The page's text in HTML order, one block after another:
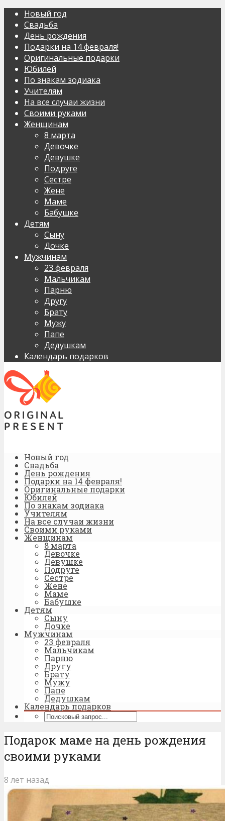
Новый год
Свадьба
День рождения
Подарки на 14 февраля!
Оригинальные подарки
Юбилей
По знакам зодиака
Учителям
На все случаи жизни
Своими руками
Женщинам
8 марта
Девочке
Девушке
Подруге
Сестре
Жене
Маме
Бабушке
Детям
Сыну
Дочке
Мужчинам
23 февраля
Мальчикам
Парню
Другу
Брату
Мужу
Папе
Дедушкам
Календарь подарков
Новый год
Свадьба
День рождения
Подарки на 14 февраля!
Оригинальные подарки
Юбилей
По знакам зодиака
Учителям
На все случаи жизни
Своими руками
Женщинам
8 марта
Девочке
Девушке
Подруге
Сестре
Жене
Маме
Бабушке
Детям
Сыну
Дочке
Мужчинам
23 февраля
Мальчикам
Парню
Другу
Брату
Мужу
Папе
Дедушкам
Календарь подарков
Подарок маме на день рождения
своими руками
8 лет назад